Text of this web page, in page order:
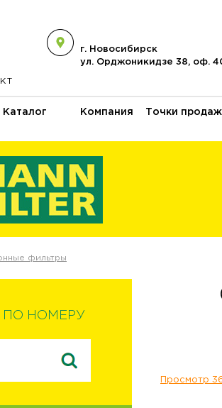
г. Новосибирск
ул. Орджоникидзе 38, оф.
Каталог Компания Точки продаж
фильтры
ПО НОМЕРУ
Просмотр